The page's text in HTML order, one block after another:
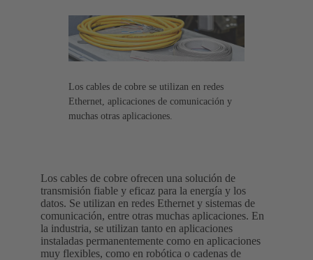
Los cables de cobre se utilizan en redes
Ethernet, aplicaciones de comunicación y
muchas otras aplicaciones.
Los cables de cobre ofrecen una solución de
transmisión fiable y eficaz para la energía y los
datos. Se utilizan en redes Ethernet y sistemas de
comunicación, entre otras muchas aplicaciones. En
la industria, se utilizan tanto en aplicaciones
instaladas permanentemente como en aplicaciones
muy flexibles, como en robótica o cadenas de